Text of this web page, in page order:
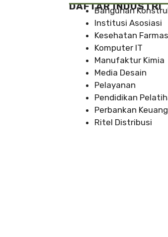
DAFTAR INDUSTRI
Bangunan
Institusi Asosiasi
Kesehatan
Komputer IT
Manufaktur Kimia
Media Desain
Pelayanan
Pendidikan
Perbankan
Ritel Distribusi